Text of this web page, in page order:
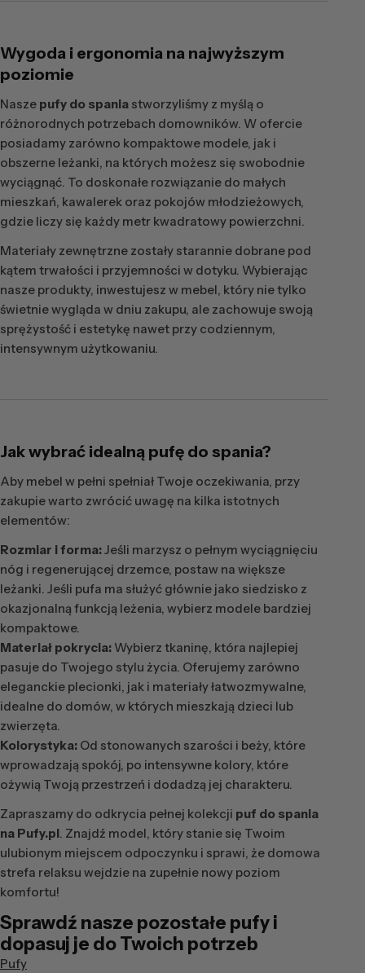
Wygoda i ergonomia na najwyższym
poziomie
Nasze pufy do spania stworzyliśmy z myślą o
różnorodnych potrzebach domowników. W ofercie
posiadamy zarówno kompaktowe modele, jak i
obszerne leżanki, na których możesz się swobodnie
wyciągnąć. To doskonałe rozwiązanie do małych
mieszkań, kawalerek oraz pokojów młodzieżowych,
gdzie liczy się każdy metr kwadratowy powierzchni.
Materiały zewnętrzne zostały starannie dobrane pod
kątem trwałości i przyjemności w dotyku. Wybierając
nasze produkty, inwestujesz w mebel, który nie tylko
świetnie wygląda w dniu zakupu, ale zachowuje swoją
sprężystość i estetykę nawet przy codziennym,
intensywnym użytkowaniu.
Jak wybrać idealną pufę do spania?
Aby mebel w pełni spełniał Twoje oczekiwania, przy
zakupie warto zwrócić uwagę na kilka istotnych
elementów:
Rozmiar i forma:Jeśli marzysz o pełnym wyciągnięciu
nóg i regenerującej drzemce, postaw na większe
leżanki. Jeśli pufa ma służyć głównie jako siedzisko z
okazjonalną funkcją leżenia, wybierz modele bardziej
kompaktowe.
Materiał pokrycia: Wybierz tkaninę, która najlepiej
pasuje do Twojego stylu życia. Oferujemy zarówno
eleganckie plecionki, jak i materiały łatwozmywalne,
idealne do domów, w których mieszkają dzieci lub
zwierzęta.
Kolorystyka: Od stonowanych szarości i beży, które
wprowadzają spokój, po intensywne kolory, które
ożywią Twoją przestrzeń i dodadzą jej charakteru.
Zapraszamy do odkrycia pełnej kolekcji puf do spania
na Pufy.pl. Znajdź model, który stanie się Twoim
ulubionym miejscem odpoczynku i sprawi, że domowa
strefa relaksu wejdzie na zupełnie nowy poziom
komfortu!
Sprawdź nasze pozostałe pufy i
dopasuj je do Twoich potrzeb
Pufy